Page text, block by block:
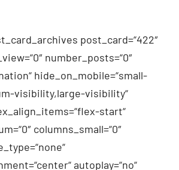
post_card=“422″
number_posts=“0″
hide_on_mobile=“small-
visibility,large-visibility“
start“
columns_small=“0″
autoplay=“no“